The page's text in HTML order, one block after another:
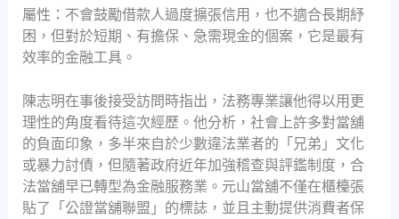
屬性：不會鼓勵借款人過度擴張信用，也不適合長期紓
困，但對於短期、有擔保、急需現金的個案，它是最有
效率的金融工具。
陳志明在事後接受訪問時指出，法務專業讓他得以用更
理性的角度看待這次經歷。他分析，社會上許多對當舖
的負面印象，多半來自於少數違法業者的「兄弟」文化
或暴力討債，但隨著政府近年加強稽查與評鑑制度，合
法當舖早已轉型為金融服務業。元山當舖不僅在櫃檯張
貼了「公證當舖聯盟」的標誌，並且主動提供消費者保